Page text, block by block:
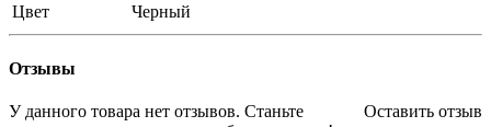
Цвет
Черный
Отзывы
Оставить отзыв
У данного товара нет отзывов. Станьте